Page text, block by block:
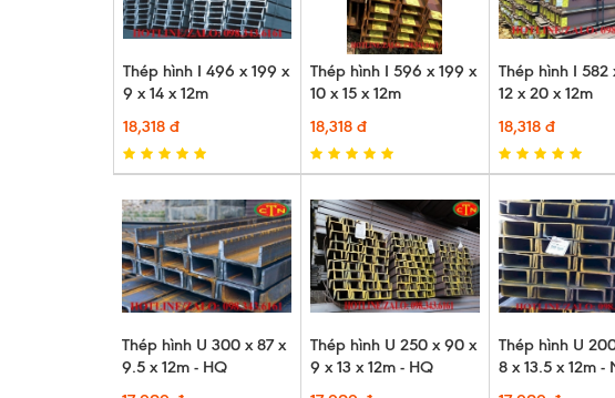
Thép hình I 496 x 199 x
9 x 14 x 12m
18,318 đ
Thép hình I 596 x 199 x
10 x 15 x 12m
18,318 đ
Thép hình I 582
12 x 20 x 12m
18,318 đ
Thép hình U 300 x 87 x
9.5 x 12m - HQ
Thép hình U 250 x 90 x
9 x 13 x 12m - HQ
Thép hình U
8 x 13.5 x 12m -